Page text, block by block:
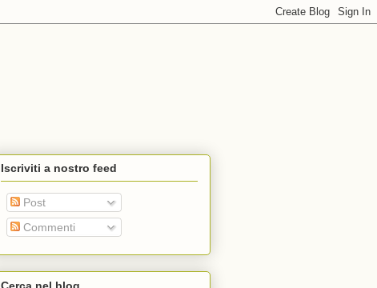
Iscriviti a nostro feed
Post
Commenti
Cerca nel blog